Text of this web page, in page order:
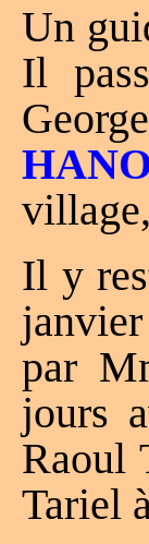
Un
Il
Il y
par
jours
Raoul
Tariel